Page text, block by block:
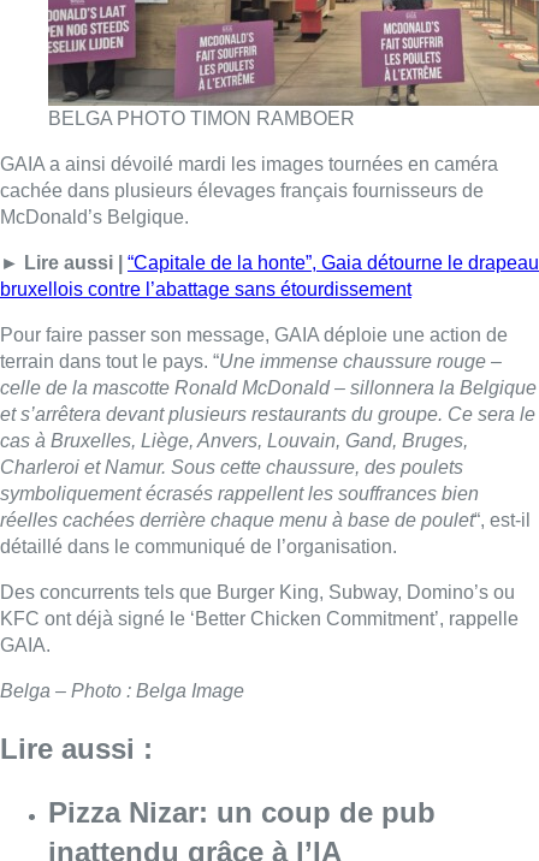
Pour faire passer son message, GAIA déploie une action de
terrain dans tout le pays. “Une immense chaussure rouge –
celle de la mascotte Ronald McDonald – sillonnera la Belgique
et s’arrêtera devant plusieurs restaurants du groupe. Ce sera le
cas à Bruxelles, Liège, Anvers, Louvain, Gand, Bruges,
symboliquement écrasés rappellent les souffrances bien
réelles cachées derrière chaque menu à base de poulet“, est-il
détaillé dans le communiqué de l’organisation.
Des concurrents tels que Burger King, Subway, Domino’s ou
KFC ont déjà signé le ‘Better Chicken Commitment’, rappelle
Belga – Photo : Belga Image
Lire aussi :
Pizza Nizar: un coup de pub
inattendu grâce à l’IA